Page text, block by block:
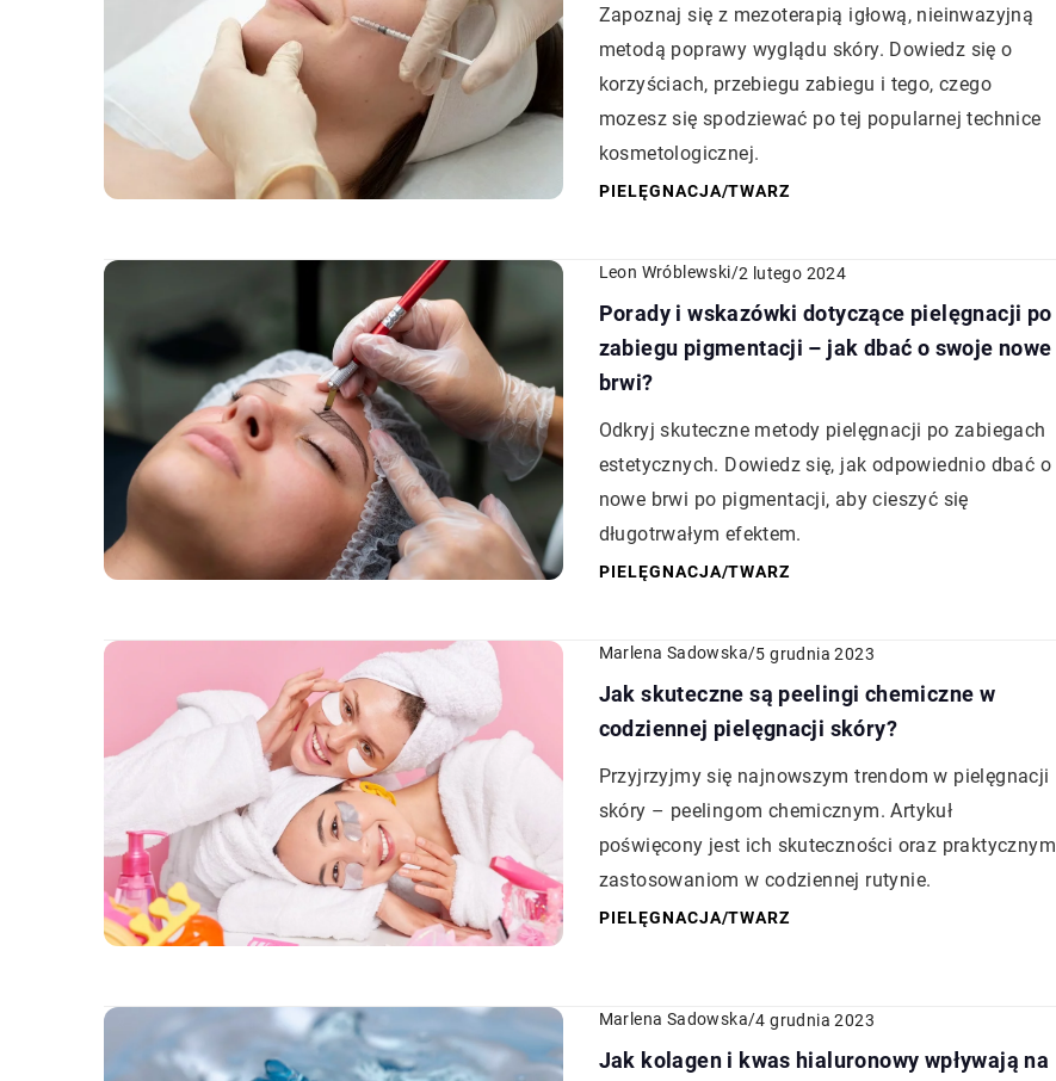
Zapoznaj się z mezoterapią igłową, nieinwazyjną
metodą poprawy wyglądu skóry. Dowiedz się o
korzyściach, przebiegu zabiegu i tego, czego
mozesz się spodziewać po tej popularnej technice
kosmetologicznej.
PIELĘGNACJA/TWARZ
Leon Wróblewski/2 lutego 2024
Porady i wskazówki dotyczące pielęgnacji po
zabiegu pigmentacji – jak dbać o swoje nowe
brwi?
Odkryj skuteczne metody pielęgnacji po zabiegach
estetycznych. Dowiedz się, jak odpowiednio dbać o
nowe brwi po pigmentacji, aby cieszyć się
długotrwałym efektem.
PIELĘGNACJA/TWARZ
Marlena Sadowska/5 grudnia 2023
Jak skuteczne są peelingi chemiczne w
codziennej pielęgnacji skóry?
Przyjrzyjmy się najnowszym trendom w pielęgnacji
skóry – peelingom chemicznym. Artykuł
poświęcony jest ich skuteczności oraz praktycznym
zastosowaniom w codziennej rutynie.
PIELĘGNACJA/TWARZ
Marlena Sadowska/4 grudnia 2023
Jak kolagen i kwas hialuronowy wpływają na